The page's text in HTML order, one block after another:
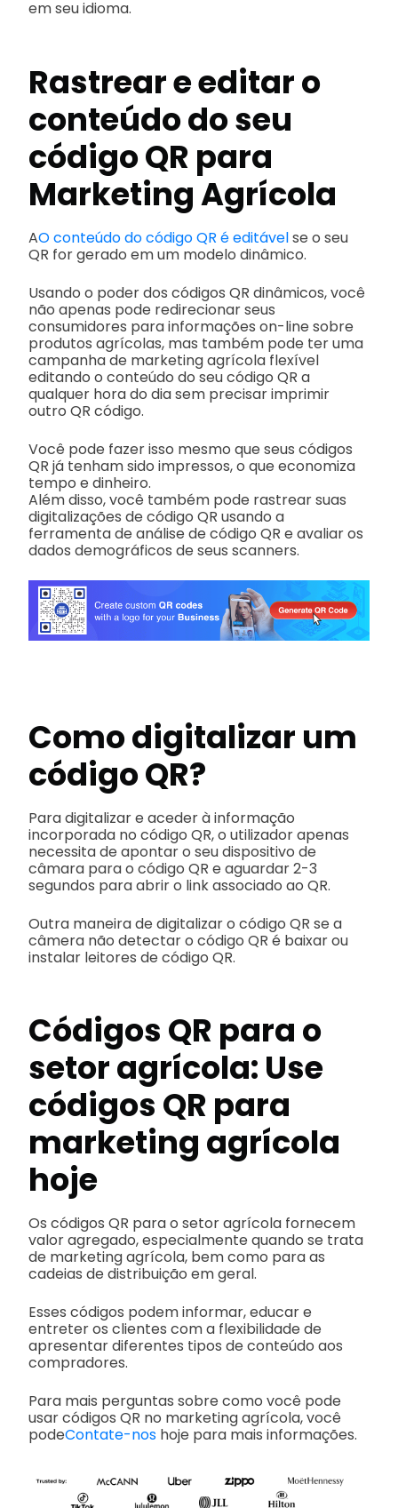
em seu idioma.
Rastrear e editar o
conteúdo do seu
código QR para
Marketing Agrícola
AO conteúdo do código QR é editávelse o seu
QR for gerado em um modelo dinâmico.
Usando o poder dos códigos QR dinâmicos, você
não apenas pode redirecionar seus
consumidores para informações on-line sobre
produtos agrícolas, mas também pode ter uma
campanha de marketing agrícola flexível
editando o conteúdo do seu código QR a
qualquer hora do dia sem precisar imprimir
outro QR código.
Você pode fazer isso mesmo que seus códigos
QR já tenham sido impressos, o que economiza
tempo e dinheiro.
Além disso, você também pode rastrear suas
digitalizações de código QR usando a
ferramenta de análise de código QR e avaliar os
dados demográficos de seus scanners.
Como digitalizar um
código QR?
Para digitalizar e aceder à informação
incorporada no código QR, o utilizador apenas
necessita de apontar o seu dispositivo de
câmara para o código QR e aguardar 2-3
segundos para abrir o link associado ao QR.
Outra maneira de digitalizar o código QR se a
câmera não detectar o código QR é baixar ou
instalar leitores de código QR.
Códigos QR para o
setor agrícola: Use
códigos QR para
marketing agrícola
hoje
Os códigos QR para o setor agrícola fornecem
valor agregado, especialmente quando se trata
de marketing agrícola, bem como para as
cadeias de distribuição em geral.
Esses códigos podem informar, educar e
entreter os clientes com a flexibilidade de
apresentar diferentes tipos de conteúdo aos
compradores.
Para mais perguntas sobre como você pode
usar códigos QR no marketing agrícola, você
podeContate-nos hoje para mais informações.